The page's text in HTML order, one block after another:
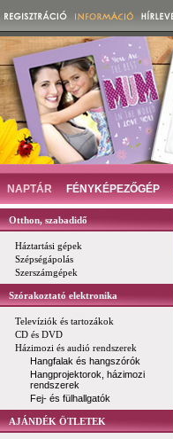
NAPTÁR FÉNYKÉPEZŐGÉP
Otthon, szabadidő
Háztartási gépek
Szépségápolás
Szerszámgépek
Szórakoztató elektronika
Televíziók és tartozákok
CD és DVD
Házimozi és audió rendszerek
Hangfalak és hangszórók
Hangprojektorok, házimozi
rendszerek
Fej- és fülhallgatók
AJÁNDÉK ÖTLETEK